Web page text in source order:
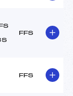
FFS
FFS